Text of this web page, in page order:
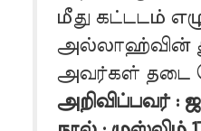
மீது கட்டடம்
அல்லாஹ்வின்
அவர்கள் தடை
அறிவிப்பவர் :